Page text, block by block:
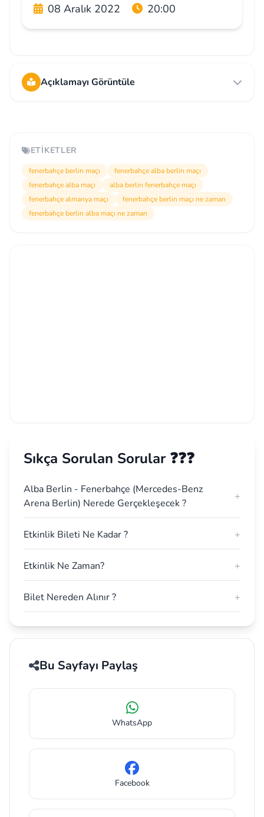
08 Aralık 2022
20:00
Açıklamayı Görüntüle
ETIKETLER
fenerbahçe berlin maçı
fenerbahçe alba berlin maçı
fenerbahçe alba maçı
alba berlin fenerbahçe maçı
fenerbahçe almanya maçı
fenerbahçe berlin maçı ne zaman
fenerbahçe berlin alba maçı ne zaman
Sıkça Sorulan Sorular ❓❓❓
Alba Berlin - Fenerbahçe (Mercedes-Benz
Arena Berlin) Nerede Gerçekleşecek ?
+
Etkinlik Bileti Ne Kadar ? +
Etkinlik Ne Zaman? +
Bilet Nereden Alınır ? +
Bu Sayfayı Paylaş
WhatsApp
Facebook